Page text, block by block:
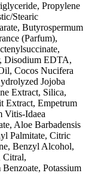
Propylene
Stearic
Butyrospermum
(Parfum),
Disodium EDTA,
Cocos Nucifera
Jojoba
Extract, Silica,
Extract, Empetrum
Vitis-Idaea
Aloe Barbadensis
Palmitate, Citric
Benzyl Alcohol,
Citral,
Potassium